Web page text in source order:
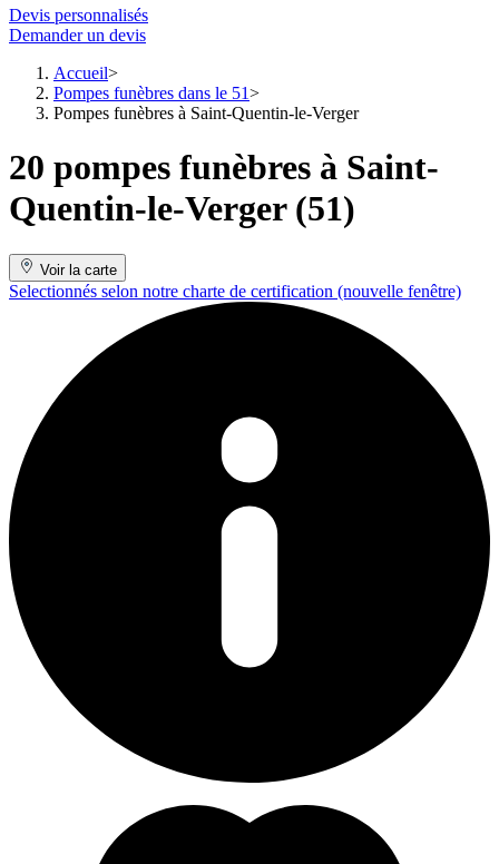
Devis personnalisés
Demander un devis
Accueil
Pompes funèbres dans le 51
Pompes funèbres à Saint-Quentin-le-Verger
20 pompes funèbres à Saint-
Quentin-le-Verger (51)
Voir la carte
Selectionnés selon notre charte de certification (nouvelle fenêtre)